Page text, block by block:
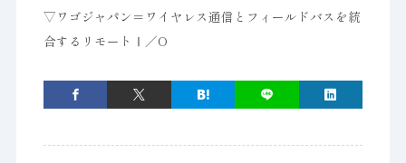
▽ワゴジャパン＝ワイヤレス通信とフィールドバスを統
合するリモートⅠ／O